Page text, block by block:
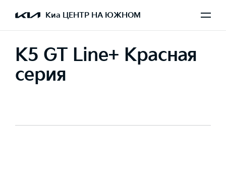
Киа ЦЕНТР НА ЮЖНОМ
K5 GT Line+ Красная
серия